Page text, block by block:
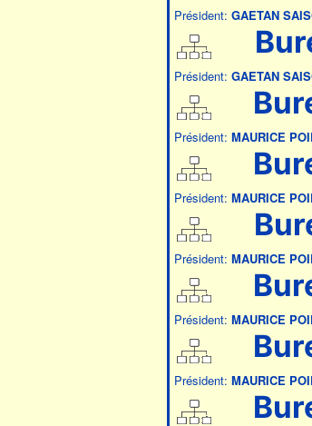
Président: GAETAN
Président: GAETAN
Président: MAURICE
Président: MAURICE
Président: MAURICE
Président: MAURICE
Président: MAURICE